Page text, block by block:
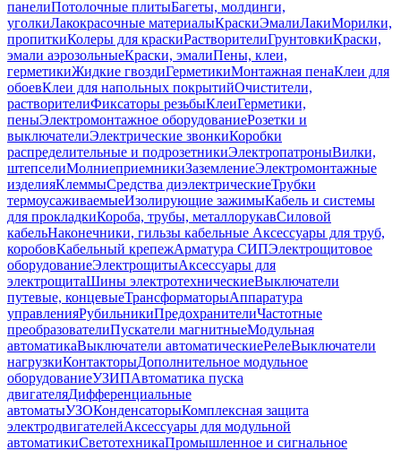
панелиПотолочные плитыБагеты, молдинги,
уголкиЛакокрасочные материалыКраскиЭмалиЛакиМорилки,
пропиткиКолеры для краскиРастворителиГрунтовкиКраски,
эмали аэрозольныеКраски, эмалиПены, клеи,
герметикиЖидкие гвоздиГерметикиМонтажная пенаКлеи для
обоевКлеи для напольных покрытийОчистители,
растворителиФиксаторы резьбыКлеиГерметики,
пеныЭлектромонтажное оборудованиеРозетки и
выключателиЭлектрические звонкиКоробки
распределительные и подрозетникиЭлектропатроныВилки,
штепселиМолниеприемникиЗаземлениеЭлектромонтажные
изделияКлеммыСредства диэлектрическиеТрубки
термоусаживаемыеИзолирующие зажимыКабель и системы
для прокладкиКороба, трубы, металлорукавСиловой
кабельНаконечники, гильзы кабельные Аксессуары для труб,
коробовКабельный крепежАрматура СИПЭлектрощитовое
оборудованиеЭлектрощитыАксессуары для
электрощитаШины электротехническиеВыключатели
путевые, концевыеТрансформаторыАппаратура
управленияРубильникиПредохранителиЧастотные
преобразователиПускатели магнитныеМодульная
автоматикаВыключатели автоматическиеРелеВыключатели
нагрузкиКонтакторыДополнительное модульное
оборудованиеУЗИПАвтоматика пуска
двигателяДифференциальные
автоматыУЗОКонденсаторыКомплексная защита
электродвигателейАксессуары для модульной
автоматикиСветотехникаПромышленное и сигнальное